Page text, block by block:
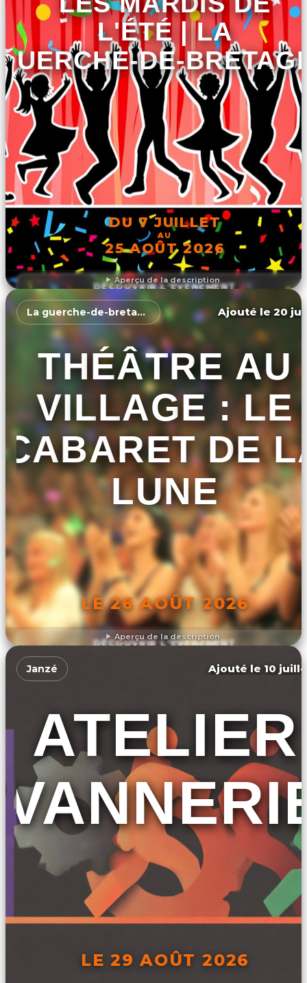
Aperçu de la description
L'ÉTÉ | LA
DE-
DU 7 JUILLET
AU
25 AOÛT 2026
DÉCOUVRIR L'ÉVÉNEMENT
Aperçu de la description
La guerche-de-bretagne Ajouté le 20
THÉÂTRE AU
VILLAGE : LE
CABARET DE
LUNE
LE 26 AOÛT 2026
DÉCOUVRIR L'ÉVÉNEMENT
Janzé Ajouté le 10
ATELIER
LE 29 AOÛT 2026